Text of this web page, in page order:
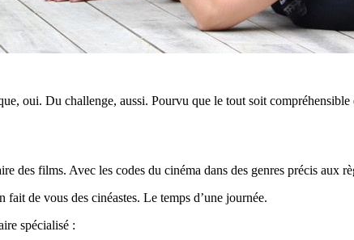
oui. Du challenge, aussi. Pourvu que le tout soit
des films. Avec les codes du cinéma dans des genres précis aux
de vous des cinéastes. Le temps d’une journée.
spécialisé :